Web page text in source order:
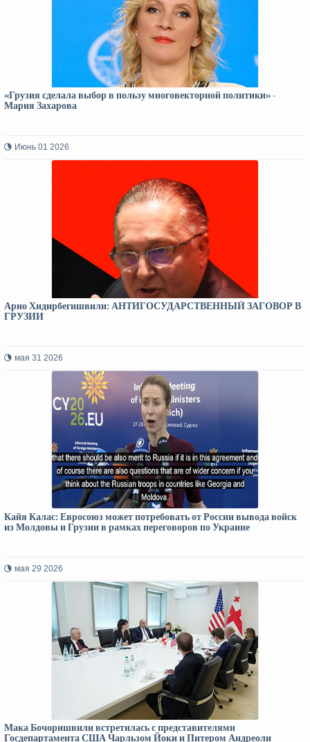
«Грузия сделала выбор в пользу многовекторной политики» -
Мария Захарова
Июнь 01 2026
Арно Хидирбегишвили: АНТИГОСУДАРСТВЕННЫЙ ЗАГОВОР В
ГРУЗИИ
мая 31 2026
Кайя Калас: Евросоюз может потребовать от России вывода войск
из Молдовы и Грузии в рамках переговоров по Украине
мая 29 2026
Мака Бочоришвили встретилась с представителями
Госдепартамента США Чарльзом Йоки и Питером Андреоли